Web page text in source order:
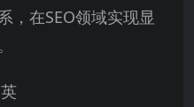
，在SEO领域实现显